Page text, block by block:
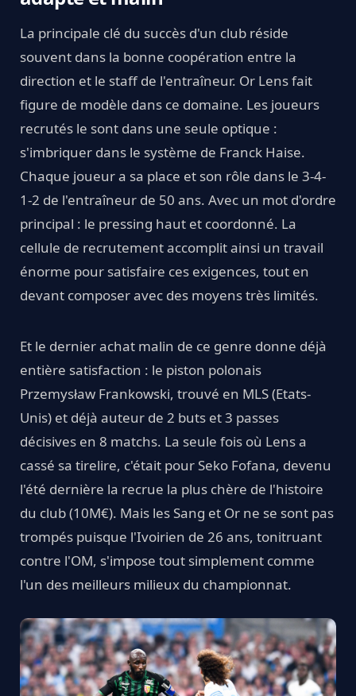
La principale clé du succès d'un club réside
souvent dans la bonne coopération entre la
direction et le staff de l'entraîneur. Or Lens fait
figure de modèle dans ce domaine. Les joueurs
recrutés le sont dans une seule optique :
s'imbriquer dans le système de Franck Haise.
Chaque joueur a sa place et son rôle dans le 3-4-
1-2 de l'entraîneur de 50 ans. Avec un mot d'ordre
principal : le pressing haut et coordonné. La
cellule de recrutement accomplit ainsi un travail
énorme pour satisfaire ces exigences, tout en
devant composer avec des moyens très limités.
Et le dernier achat malin de ce genre donne déjà
entière satisfaction : le piston polonais
Przemysław Frankowski, trouvé en MLS (Etats-
Unis) et déjà auteur de 2 buts et 3 passes
décisives en 8 matchs. La seule fois où Lens a
cassé sa tirelire, c'était pour Seko Fofana, devenu
l'été dernière la recrue la plus chère de l'histoire
du club (10M€). Mais les Sang et Or ne se sont pas
trompés puisque l'Ivoirien de 26 ans, tonitruant
contre l'OM, s'impose tout simplement comme
l'un des meilleurs milieux du championnat.